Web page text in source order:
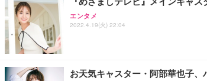
エンタメ
2022.4.19(火) 22:04
お天気キャスター・阿部華也子